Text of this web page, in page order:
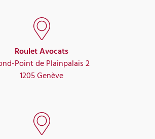
Roulet Avocats
Point de Plainpalais 2
1205 Genève